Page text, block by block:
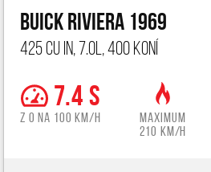
Buick Riviera 1969
425 cu in, 7.0L, 400 koní
7.4 s
z 0 na 100 km/h
Maximum
210 km/h